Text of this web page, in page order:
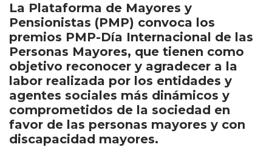
La Plataforma de Mayores y
Pensionistas (PMP) convoca los
premios PMP-Día Internacional de las
Personas Mayores, que tienen como
objetivo reconocer y agradecer a la
labor realizada por los entidades y
agentes sociales más dinámicos y
comprometidos de la sociedad en
favor de las personas mayores y con
discapacidad mayores.